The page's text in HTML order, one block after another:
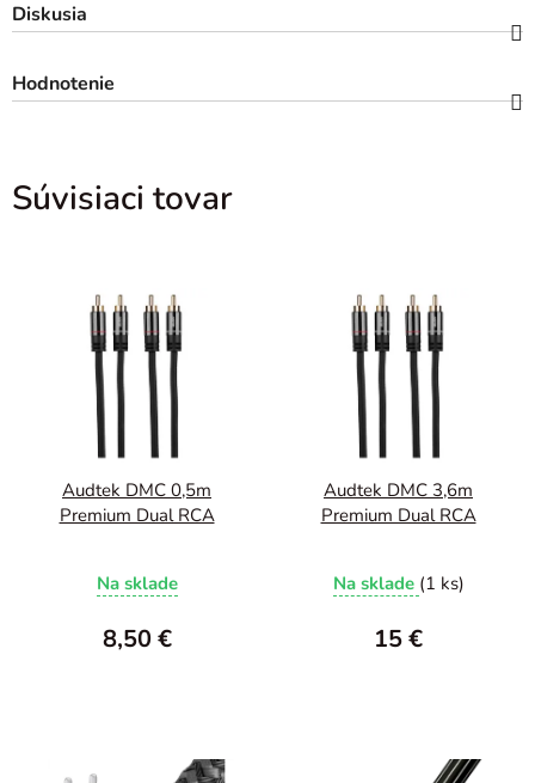
Diskusia
Hodnotenie
Súvisiaci tovar
Audtek DMC 0,5m
Premium Dual RCA
Na sklade
8,50 €
Audtek DMC 3,6m
Premium Dual RCA
Na sklade (1 ks)
15 €